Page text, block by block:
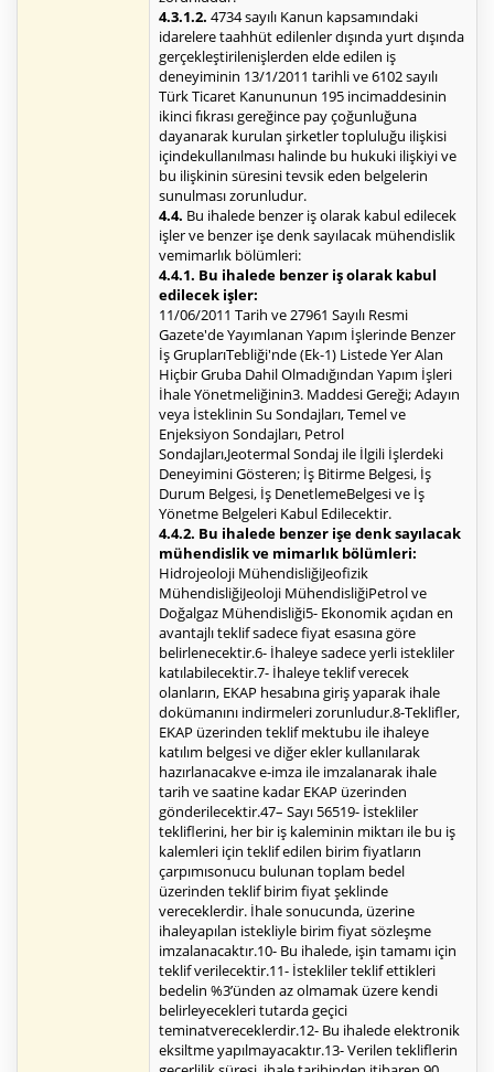
4.3.1.2. 4734 sayılı Kanun kapsamındaki
idarelere taahhüt edilenler dışında yurt dışında
gerçekleştirilenişlerden elde edilen iş
deneyiminin 13/1/2011 tarihli ve 6102 sayılı
Türk Ticaret Kanununun 195 incimaddesinin
ikinci fıkrası gereğince pay çoğunluğuna
dayanarak kurulan şirketler topluluğu ilişkisi
içindekullanılması halinde bu hukuki ilişkiyi ve
bu ilişkinin süresini tevsik eden belgelerin
sunulması zorunludur.
4.4. Bu ihalede benzer iş olarak kabul edilecek
işler ve benzer işe denk sayılacak mühendislik
vemimarlık bölümleri:
4.4.1. Bu ihalede benzer iş olarak kabul
edilecek işler:
11/06/2011 Tarih ve 27961 Sayılı Resmi
Gazete'de Yayımlanan Yapım İşlerinde Benzer
İş GruplarıTebliği'nde (Ek-1) Listede Yer Alan
Hiçbir Gruba Dahil Olmadığından Yapım İşleri
İhale Yönetmeliğinin3. Maddesi Gereği; Adayın
veya İsteklinin Su Sondajları, Temel ve
Enjeksiyon Sondajları, Petrol
Sondajları,Jeotermal Sondaj ile İlgili İşlerdeki
Deneyimini Gösteren; İş Bitirme Belgesi, İş
Durum Belgesi, İş DenetlemeBelgesi ve İş
Yönetme Belgeleri Kabul Edilecektir.
4.4.2. Bu ihalede benzer işe denk sayılacak
mühendislik ve mimarlık bölümleri:
Hidrojeoloji MühendisliğiJeofizik
MühendisliğiJeoloji MühendisliğiPetrol ve
Doğalgaz Mühendisliği5- Ekonomik açıdan en
avantajlı teklif sadece fiyat esasına göre
belirlenecektir.6- İhaleye sadece yerli istekliler
katılabilecektir.7- İhaleye teklif verecek
olanların, EKAP hesabına giriş yaparak ihale
dokümanını indirmeleri zorunludur.8-Teklifler,
EKAP üzerinden teklif mektubu ile ihaleye
katılım belgesi ve diğer ekler kullanılarak
hazırlanacakve e-imza ile imzalanarak ihale
tarih ve saatine kadar EKAP üzerinden
gönderilecektir.47– Sayı 56519- İstekliler
tekliflerini, her bir iş kaleminin miktarı ile bu iş
kalemleri için teklif edilen birim fiyatların
çarpımısonucu bulunan toplam bedel
üzerinden teklif birim fiyat şeklinde
vereceklerdir. İhale sonucunda, üzerine
ihaleyapılan istekliyle birim fiyat sözleşme
imzalanacaktır.10- Bu ihalede, işin tamamı için
teklif verilecektir.11- İstekliler teklif ettikleri
bedelin %3’ünden az olmamak üzere kendi
belirleyecekleri tutarda geçici
teminatvereceklerdir.12- Bu ihalede elektronik
eksiltme yapılmayacaktır.13- Verilen tekliflerin